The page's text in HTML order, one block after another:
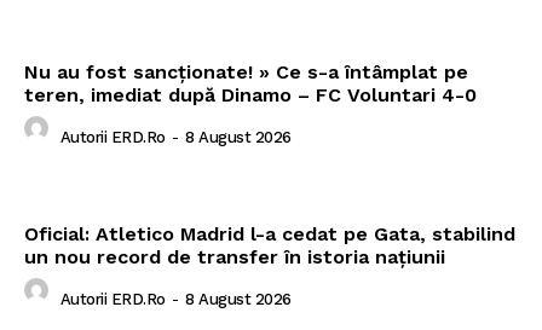
Nu au fost sancționate! » Ce s-a întâmplat pe
teren, imediat după Dinamo – FC Voluntari 4-0
Autorii ERD.ro - 8 August 2026
Oficial: Atletico Madrid l-a cedat pe Gata, stabilind
un nou record de transfer în istoria națiunii
Autorii ERD.ro - 8 August 2026